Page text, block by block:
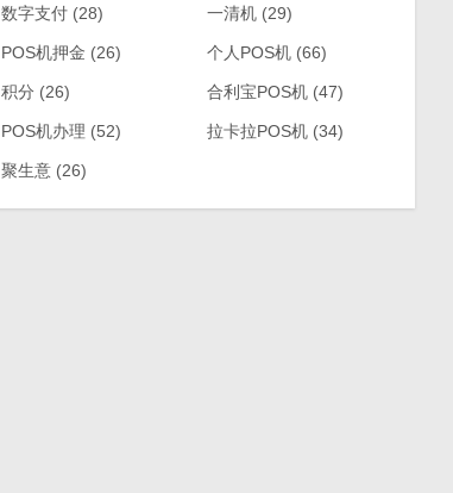
数字支付(28) 一清机(29)
POS机押金 (26) 个人POS机(66)
积分 (26) 合利宝POS机(47)
POS机办理 (52) 拉卡拉POS机(34)
聚生意(26)